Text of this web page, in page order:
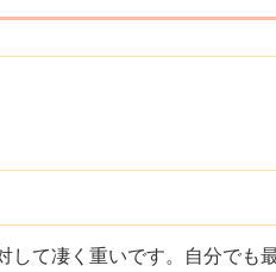
て凄く重いです。自分でも